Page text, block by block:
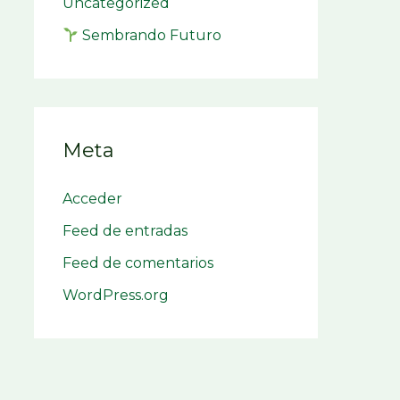
Sembrando Futuro
Meta
Acceder
Feed de entradas
Feed de comentarios
WordPress.org